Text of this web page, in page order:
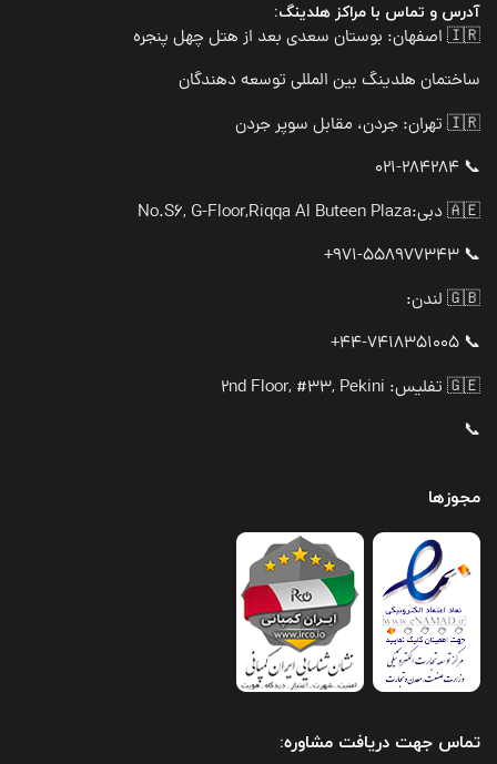
آدرس و تماس با مراکز هلدینگ:
🇮🇷 اصفهان: بوستان سعدی بعد از هتل چهل پنجره
ساختمان هلدینگ بین المللی توسعه دهندگان
🇮🇷 تهران: جردن، مقابل سوپر جردن
📞 021-284284
🇦🇪 دبی:
No.S6, G-Floor,Riqqa Al Buteen Plaza
📞 971-558977343+
🇬🇧 لندن:
📞 44-7418351005+
🇬🇪 تفلیس: 2nd Floor, #33, Pekini
📞
مجوزها
تماس جهت دریافت مشاوره: